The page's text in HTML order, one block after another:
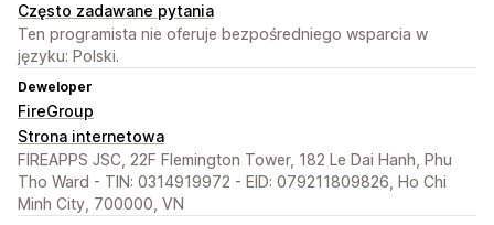
Często zadawane pytania
Ten programista nie oferuje bezpośredniego wsparcia w
języku: Polski.
Deweloper
FireGroup
Strona internetowa
FIREAPPS JSC, 22F Flemington Tower, 182 Le Dai Hanh, Phu
Tho Ward - TIN: 0314919972 - EID: 079211809826, Ho Chi
Minh City, 700000, VN